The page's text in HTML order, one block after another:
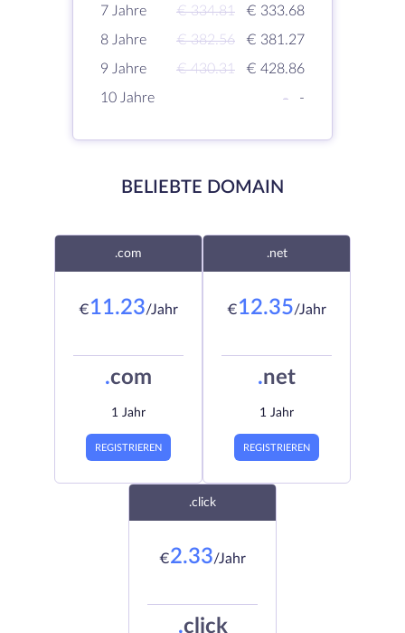
7 Jahre
€ 334.81
€ 333.68
8 Jahre
€ 382.56
€ 381.27
9 Jahre
€ 430.31
€ 428.86
10 Jahre
- -
BELIEBTE DOMAIN
.com
€11.23/Jahr
.com
1 Jahr
REGISTRIEREN
.net
€12.35/Jahr
.net
1 Jahr
REGISTRIEREN
.click
€2.33/Jahr
.click